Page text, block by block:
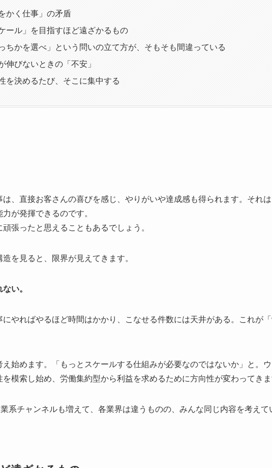
かく仕事」の矛盾
ケール」を目指すほど遠ざかるもの
っちかを選べ」という問いの立て方が、そもそも間違っている
伸びないときの「不安」
を決めるたび、そこに集中する
、直接お客さんの喜びを感じ、やりがいや達成感も得られます。それ
が発揮できるのです。
張ったと思えることもあるでしょう。
を見ると、限界が見えてきます。
い。
やればやるほど時間はかかり、こなせる件数には天井がある。これが
始めます。「もっとスケールする仕組みが必要なのではないか」と。
模索し始め、労働集約型から利益を求めるために方向性が変わってきま
系チャンネルも増えて、各業界は違うものの、みんな同じ内容を考えて